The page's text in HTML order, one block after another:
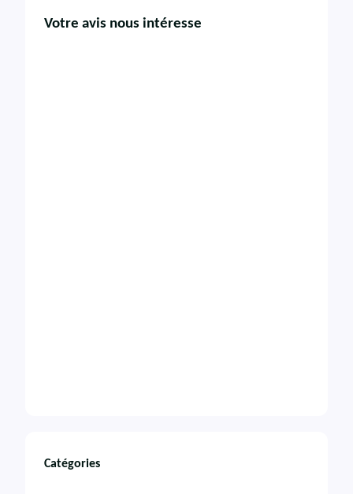
Votre avis nous intéresse
Catégories